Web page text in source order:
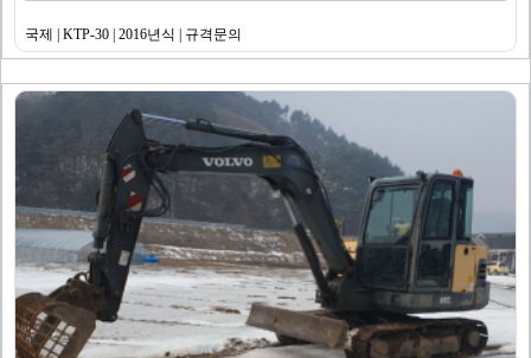
국제 | KTP-30 | 2016년식 | 규격문의